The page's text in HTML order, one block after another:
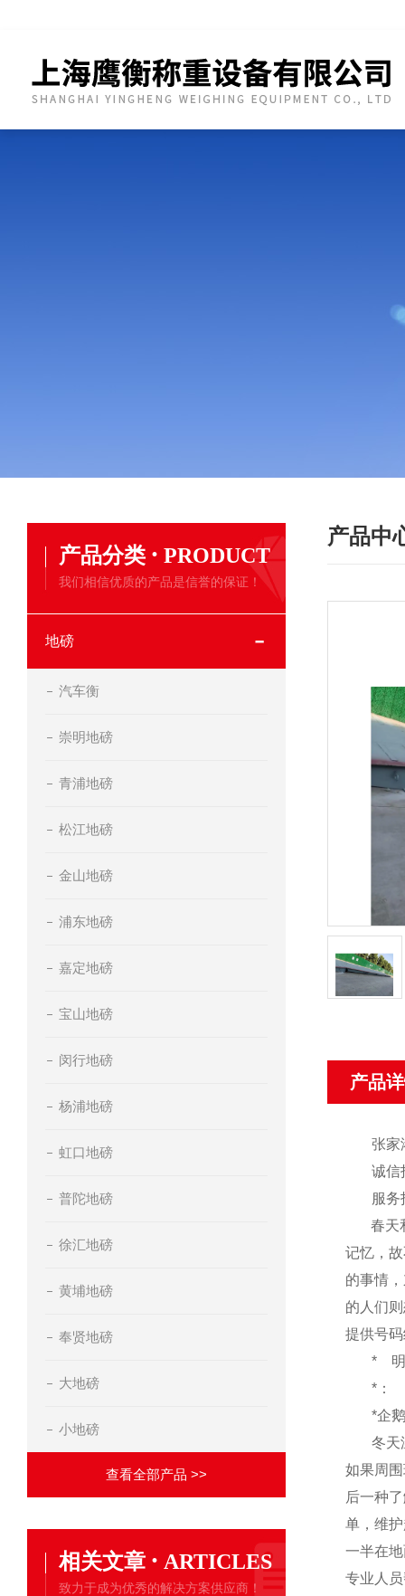
产品分类 · PRODUCT
我们相信优质的产品是信誉的保证！
地磅
汽车衡
崇明地磅
青浦地磅
松江地磅
金山地磅
浦东地磅
嘉定地磅
宝山地磅
闵行地磅
杨浦地磅
虹口地磅
普陀地磅
徐汇地磅
黄埔地磅
奉贤地磅
大地磅
小地磅
查看全部产品 >>
相关文章 · ARTICLES
致力于成为优秀的解决方案供应商！
产品中
产品
张家
诚信
服务
春天
记忆，
的事情
的人们
提供号
*
*：
*企
冬天
如果周
后一种
单，维
一半在
专业人